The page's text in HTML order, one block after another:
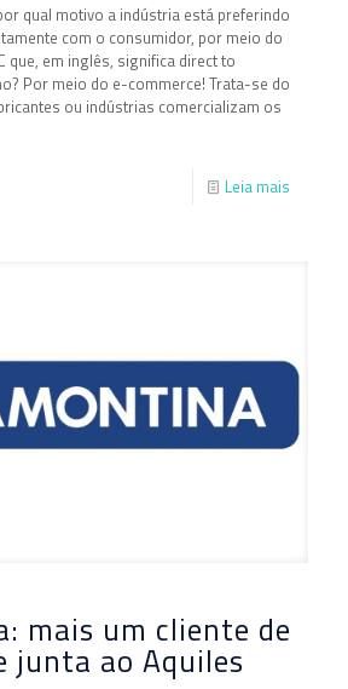
qual motivo a indústria está preferindo
com o consumidor, por meio do
que, em inglês, significa direct to
Por meio do e-commerce! Trata-se do
ou indústrias comercializam os
Leia mais
mais um cliente de
junta ao Aquiles